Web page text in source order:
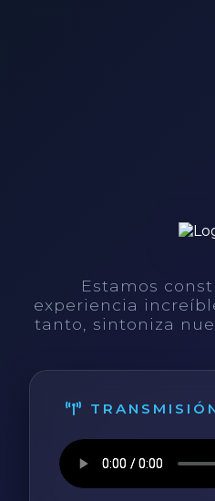
Estamos
experiencia
tanto, sintoniza